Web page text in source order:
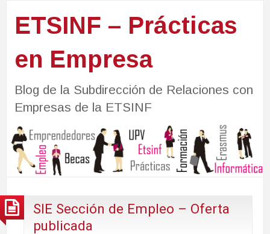
ETSINF – Prácticas
en Empresa
Blog de la Subdirección de Relaciones con
Empresas de la ETSINF
SIE Sección de Empleo – Oferta
publicada